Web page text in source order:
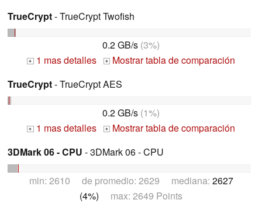
TrueCrypt- TrueCrypt Twofish
0.2 GB/s (3%)
+ 1 mas detalles +
Mostrar tabla de comparación
TrueCrypt- TrueCrypt AES
0.2 GB/s (1%)
+ 1 mas detalles +
Mostrar tabla de comparación
3DMark 06 - CPU - 3DMark 06 - CPU
min: 2610 de promedio: 2629 mediana: 2627
(4%) max: 2649 Points